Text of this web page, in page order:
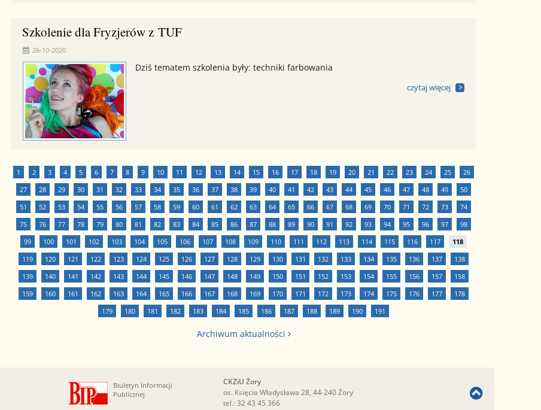
Szkolenie dla Fryzjerów z TUF
26-10-2020
Dziś tematem szkolenia były: techniki farbowania
czytaj więcej
1 2 3 4 5 6 7 8 9 10 11 12 13 14 15 16 17 18 19 20 21 22 23 24 25
26
27
28 29 30 31 32 33 34 35 36 37 38 39 40 41 42 43 44 45 46 47 48 49
50
51
52 53 54 55 56 57 58 59 60 61 62 63 64 65 66 67 68 69 70 71 72 73
74
75
76 77 78 79 80 81 82 83 84 85 86 87 88 89 90 91 92 93 94 95 96 97
98
99
100 101 102 103 104 105 106 107 108 109 110 111 112 113 114 115 116 117
118
119
120 121 122 123 124 125 126 127 128 129 130 131 132 133 134 135 136 137
138
139
140 141 142 143 144 145 146 147 148 149 150 151 152 153 154 155 156 157
158
159
160 161 162 163 164 165 166 167 168 169 170 171 172 173 174 175 176 177
178
179
180 181 182 183 184 185 186 187 188 189 190 191
Archiwum aktualności
Biuletyn Informacji
Publicznej
CKZiU Żory
os. Księcia Władysława 28, 44-240 Żory
tel.:32 43 45 366